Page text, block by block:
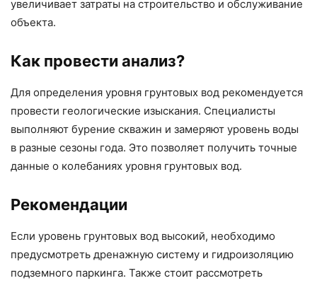
увеличивает затраты на строительство и обслуживание
объекта.
Как провести анализ?
Для определения уровня грунтовых вод рекомендуется
провести геологические изыскания. Специалисты
выполняют бурение скважин и замеряют уровень воды
в разные сезоны года. Это позволяет получить точные
данные о колебаниях уровня грунтовых вод.
Рекомендации
Если уровень грунтовых вод высокий, необходимо
предусмотреть дренажную систему и гидроизоляцию
подземного паркинга. Также стоит рассмотреть